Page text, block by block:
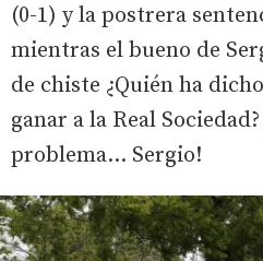
(0-1) y la postrera
mientras el bueno de
de chiste ¿Quién ha
ganar a la Real
problema... Sergio!